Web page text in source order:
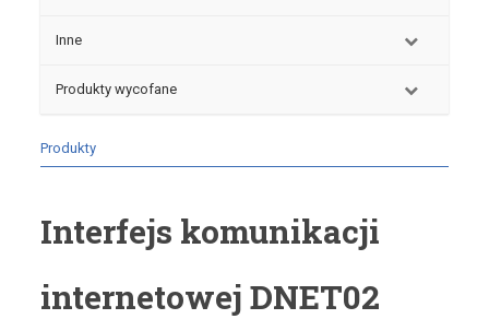
Inne
Produkty wycofane
Produkty
Interfejs komunikacji
internetowej DNET02